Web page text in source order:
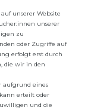
unserer Website
unserer
zu
oder Zugriffe auf
erfolgt erst durch
die wir in den
eines
erteilt oder
und die